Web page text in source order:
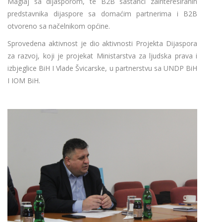
predstavnika dijaspore sa domaćim partnerima i B2B
otvoreno sa načelnikom općine.
Sprovedena aktivnost je dio aktivnosti Projekta Dijaspora
za razvoj, koji je projekat Ministarstva za ljudska prava i
izbjeglice BiH I Vlade Švicarske, u partnerstvu sa UNDP BiH
I IOM BiH.